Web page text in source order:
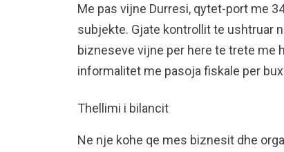
Me pas vijne Durresi, qytet-port me
subjekte. Gjate kontrollit te ushtruar
bizneseve vijne per here te trete me
informalitet me pasoja fiskale per
Thellimi i bilancit
Ne nje kohe qe mes biznesit dhe